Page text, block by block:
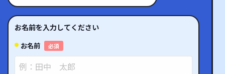
お名前を入力してください
お名前 必須